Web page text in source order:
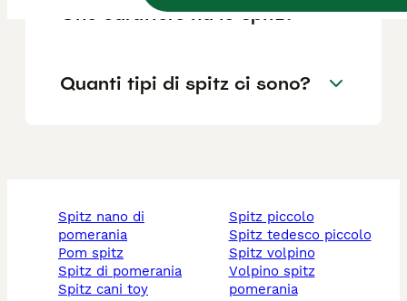
Che carattere ha lo spitz?
Quanti tipi di spitz ci sono?
spitz nano di
pomerania
pom spitz
spitz di pomerania
spitz cani toy
spitz piccolo
spitz tedesco piccolo
spitz volpino
volpino spitz
pomerania